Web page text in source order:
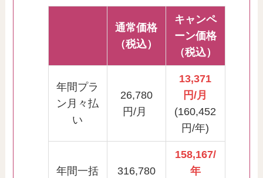
通常価格
（税込）
キャンペ
ーン価格
（税込）
年間プラ
ン月々払
い
26,780
円/月
13,371
円/月
(160,452
円/年)
年間一括 316,780
158,167/
年